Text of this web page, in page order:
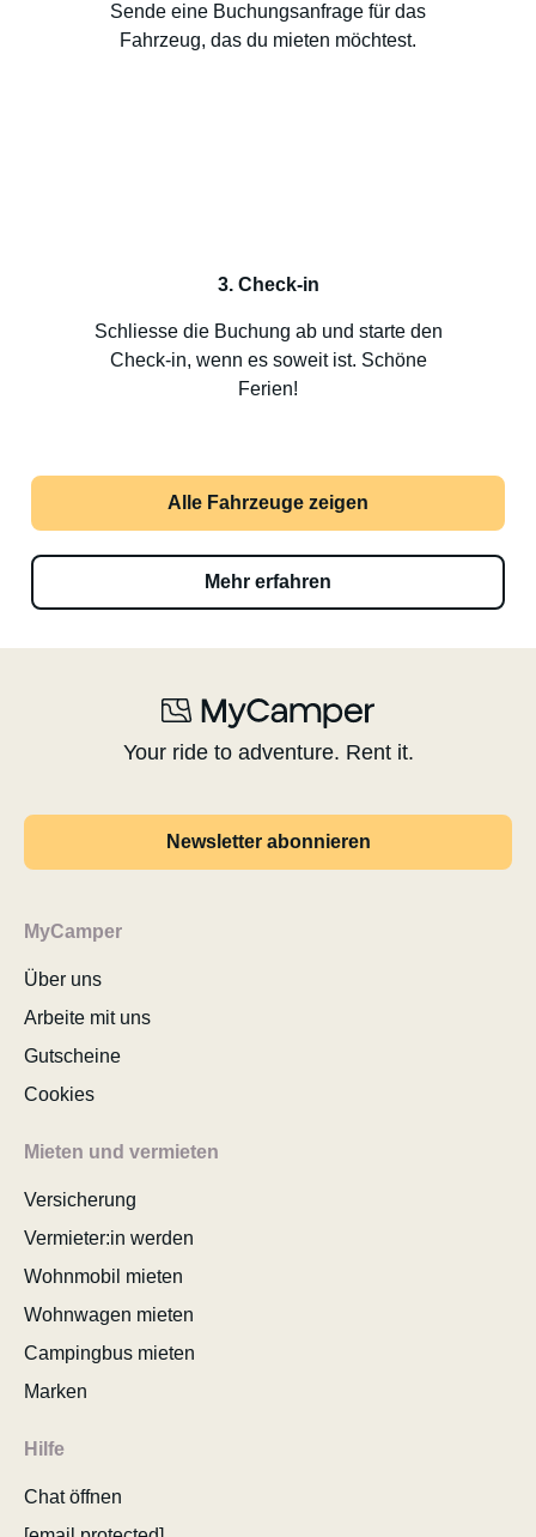
Sende eine Buchungsanfrage für das
Fahrzeug, das du mieten möchtest.
3. Check-in
Schliesse die Buchung ab und starte den
Check-in, wenn es soweit ist. Schöne
Ferien!
Alle Fahrzeuge zeigen
Mehr erfahren
Your ride to adventure. Rent it.
Newsletter abonnieren
MyCamper
Über uns
Arbeite mit uns
Gutscheine
Cookies
Mieten und vermieten
Versicherung
Vermieter:in werden
Wohnmobil mieten
Wohnwagen mieten
Campingbus mieten
Marken
Hilfe
Chat öffnen